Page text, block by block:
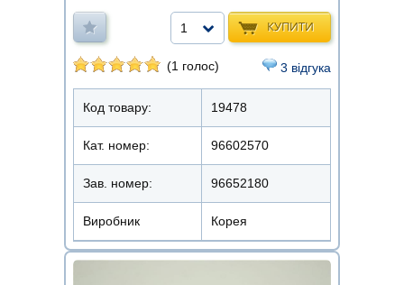
КУПИТИ
1
(1 голос) 3 відгука
Код товару: 19478
Кат. номер: 96602570
Зав. номер: 96652180
Виробник Корея